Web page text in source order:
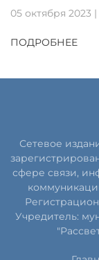
05 октября 2023 |
ПОДРОБНЕЕ
Сетевое
сфере связи,
Учредитель: